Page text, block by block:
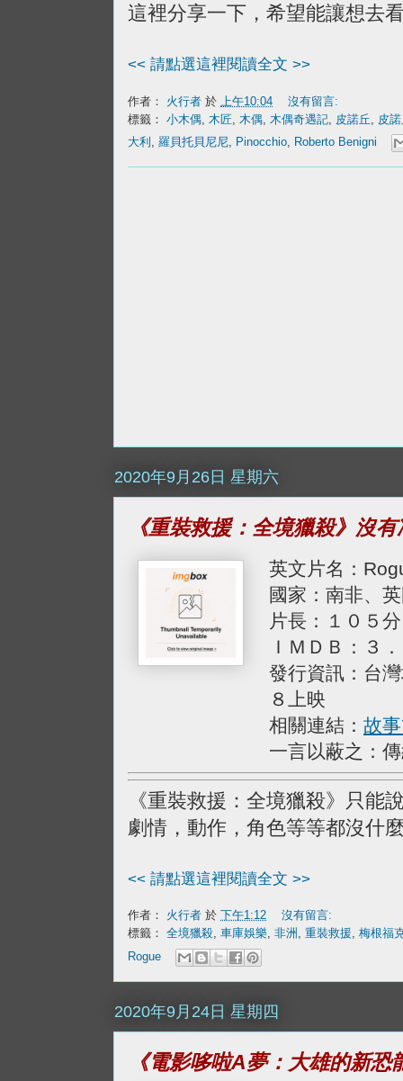
這裡分享一下，希望能讓想去
<< 請點選這裡閱讀全文 >>
作者： 火行者 於 上午10:04
沒有留言:
標籤： 小木偶 木匠 木偶 木偶奇遇記 皮諾丘
皮
大利 , 羅貝托貝尼尼, Pinocchio, Roberto Benigni
2020年9月26日 星期六
《重裝救援：全境獵殺》沒
英文片名：
國家：南非、
片長：１０５
ＩＭＤＢ：３
發行資訊：台
８上映
相關連結： 故
一言以蔽之：
《重裝救援：全境獵殺》只能
劇情，動作，角色等等都沒什
<< 請點選這裡閱讀全文 >>
作者： 火行者 於 下午1:12
沒有留言:
標籤： 全境獵殺, 車庫娛樂, 非洲 , 重裝救援, 梅根福
Rogue
2020年9月24日 星期四
《電影哆啦A夢：大雄的新